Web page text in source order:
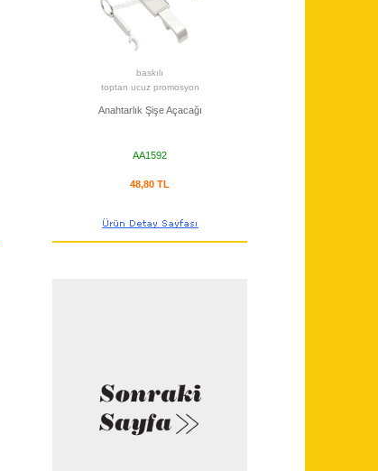
baskılı
toptan ucuz promosyon
Anahtarlık Şişe Açacağı
AA1592
48,80 TL